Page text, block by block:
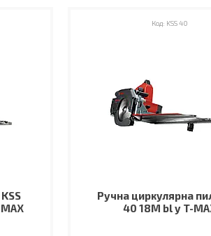
KSS 40
Ручна циркулярна
40 18M bl у T-